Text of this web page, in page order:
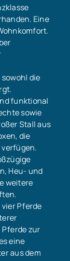
Eine
die
funktional
sowie
Stall aus
die
Heu- und
weitere
Pferde
zur
eine
aus dem